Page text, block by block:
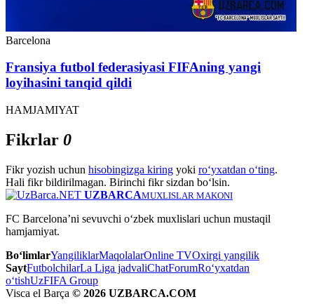
Barcelona
Fransiya futbol federasiyasi FIFAning yangi
loyihasini tanqid qildi
HAMJAMIYAT
Fikrlar 0
Fikr yozish uchun hisobingizga kiring yoki ro‘yxatdan o‘ting.
Hali fikr bildirilmagan. Birinchi fikr sizdan bo‘lsin.
UZBARCAMUXLISLAR MAKONI
FC Barcelona’ni sevuvchi o‘zbek muxlislari uchun mustaqil
hamjamiyat.
Bo‘limlarYangiliklarMaqolalarOnline TVOxirgi yangilik
SaytFutbolchilarLa Liga jadvaliChatForumRo‘yxatdan
o‘tishUzFIFA Group
Visca el Barça © 2026 UZBARCA.COM